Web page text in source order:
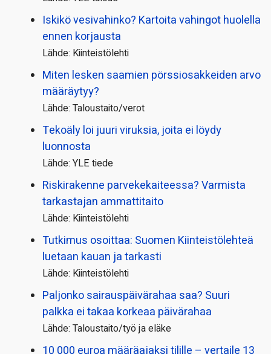
Iskikö vesivahinko? Kartoita vahingot huolella
ennen korjausta
Lähde: Kiinteistölehti
Miten lesken saamien pörssi­osakkeiden arvo
määräytyy?
Lähde: Taloustaito/verot
Tekoäly loi juuri viruksia, joita ei löydy
luonnosta
Lähde: YLE tiede
Riskirakenne parvekekaiteessa? Varmista
tarkastajan ammattitaito
Lähde: Kiinteistölehti
Tutkimus osoittaa: Suomen Kiinteistölehteä
luetaan kauan ja tarkasti
Lähde: Kiinteistölehti
Paljonko sairauspäivä­rahaa saa? Suuri
palkka ei takaa korkeaa päivärahaa
Lähde: Taloustaito/työ ja eläke
10 000 euroa määräajaksi tilille – vertaile 13